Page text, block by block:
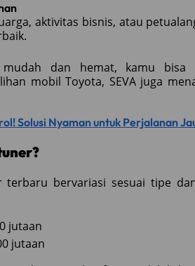
aktivitas bisnis, atau
dan hemat, kamu bisa
mobil Toyota, SEVA juga
Solusi Nyaman untuk Perjalanan
terbaru bervariasi sesuai tipe
jutaan
jutaan